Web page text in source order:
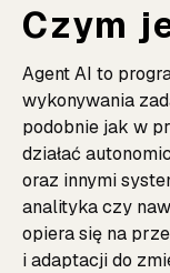
Czym
Agent AI to
wykonywania
podobnie jak w
działać
oraz innymi
analityka czy
opiera się na
i adaptacji do